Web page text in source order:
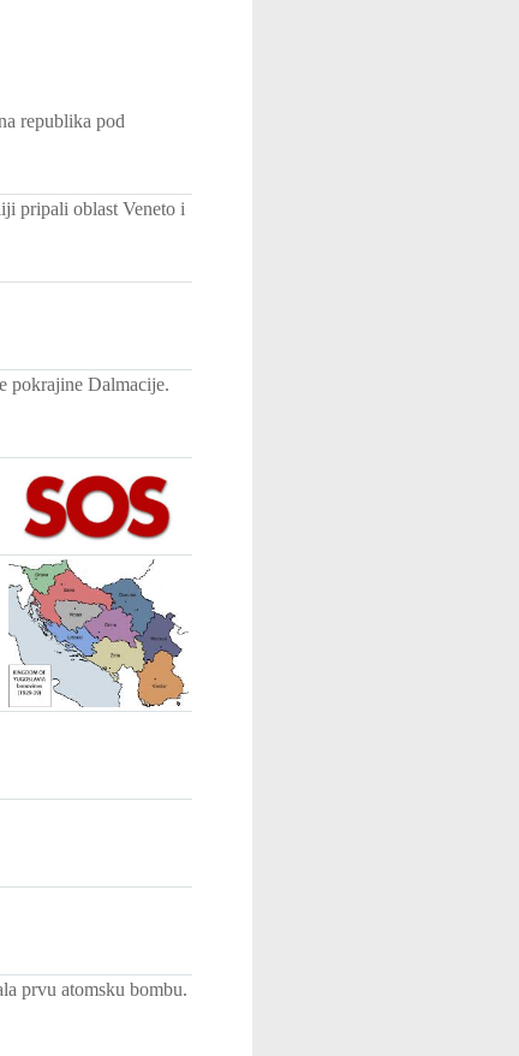
republika pod
pripali oblast Veneto i
pokrajine Dalmacije.
prvu atomsku bombu.